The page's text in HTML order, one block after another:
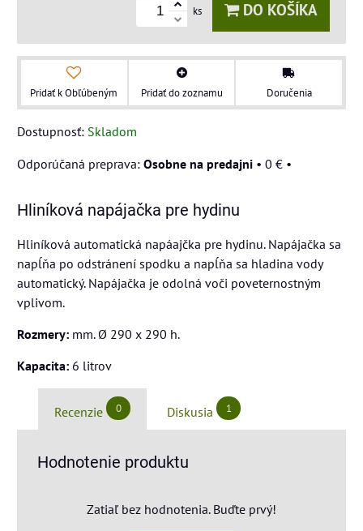
ks DO KOŠÍKA
Pridať k Obľúbeným Pridať do zoznamu Doručenia
Dostupnosť: Skladom
Osobne na predajni • 0 € •
Hliníková napájačka pre hydinu
Hliníková automatická napáajčka pre hydinu. Napájačka sa
napĺňa po odstránení spodku a napĺňa sa hladina vody
automatický. Napájačka je odolná voči poveternostným
vplivom.
Rozmery: mm. Ø 290 x 290 h.
Kapacita: 6 litrov
Recenzie 0 Diskusia 1
Hodnotenie produktu
Zatiaľ bez hodnotenia. Buďte prvý!